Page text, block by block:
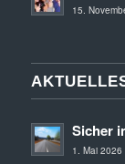
15.
Sicher
1. Mai 2026